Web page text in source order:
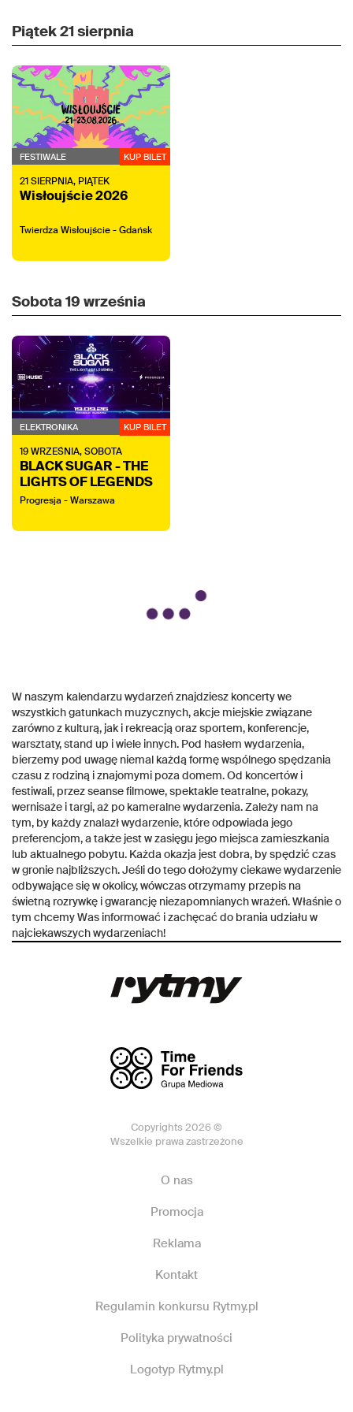
Piątek21 sierpnia
FESTIWALE KUP BILET
21SIERPNIA, PIĄTEK
Wisłoujście 2026
Twierdza Wisłoujście - Gdańsk
Sobota 19 września
ELEKTRONIKA KUP BILET
19WRZEŚNIA,SOBOTA
BLACK SUGAR - THE
LIGHTS OF LEGENDS
Progresja - Warszawa
W naszym kalendarzu wydarzeń znajdziesz koncerty we
wszystkich gatunkach muzycznych, akcje miejskie związane
zarówno z kulturą, jak i rekreacją oraz sportem, konferencje,
warsztaty, stand up i wiele innych. Pod hasłem wydarzenia,
bierzemy pod uwagę niemal każdą formę wspólnego spędzania
czasu z rodziną i znajomymi poza domem. Od koncertów i
festiwali, przez seanse filmowe, spektakle teatralne, pokazy,
wernisaże i targi, aż po kameralne wydarzenia. Zależy nam na
tym, by każdy znalazł wydarzenie, które odpowiada jego
preferencjom, a także jest w zasięgu jego miejsca zamieszkania
lub aktualnego pobytu. Każda okazja jest dobra, by spędzić czas
w gronie najbliższych. Jeśli do tego dołożymy ciekawe wydarzenie
odbywające się w okolicy, wówczas otrzymamy przepis na
świetną rozrywkę i gwarancję niezapomnianych wrażeń. Właśnie o
tym chcemy Was informować i zachęcać do brania udziału w
najciekawszych wydarzeniach!
Copyrights 2026 ©
Wszelkie prawa zastrzeżone
O nas
Promocja
Reklama
Kontakt
Regulamin konkursu Rytmy.pl
Polityka prywatności
Logotyp Rytmy.pl